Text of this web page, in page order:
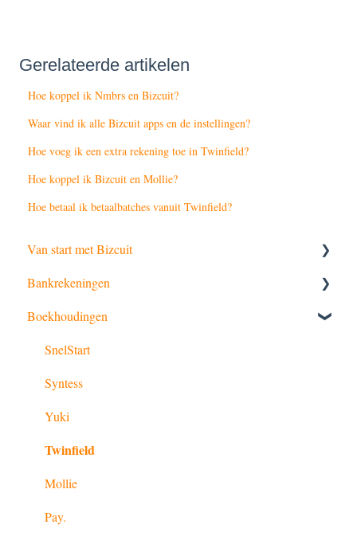
Gerelateerde artikelen
Hoe koppel ik Nmbrs en Bizcuit?
Waar vind ik alle Bizcuit apps en de instellingen?
Hoe voeg ik een extra rekening toe in Twinfield?
Hoe koppel ik Bizcuit en Mollie?
Hoe betaal ik betaalbatches vanuit Twinfield?
Van start met Bizcuit
Start Nu
iDIN
UBO verklaring
Bankrekeningen
Premium koppelingen
Autoriseren
Bankinstellingen
Bankrechten
Boekhoudingen
SnelStart
Syntess
Yuki
Twinfield
Mollie
Pay.